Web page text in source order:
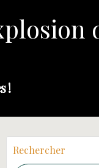
!
Rechercher